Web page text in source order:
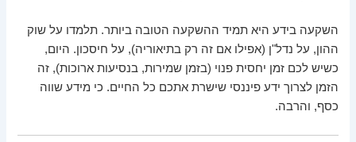
השקעה בידע היא תמיד ההשקעה הטובה ביותר. תלמדו על שוק
ההון, על נדל"ן (אפילו אם זה רק בתיאוריה), על חיסכון. היום,
כשיש לכם זמן יחסית פנוי (בזמן שמירות, בנסיעות ארוכות), זה
הזמן לצרוך ידע פיננסי שישרת אתכם כל החיים. כי מידע שווה
כסף, והרבה.